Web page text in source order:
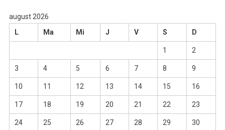
august 2026
L
Ma Mi J V S D
1 2
3 4 5 6 7 8 9
10 11 12 13 14 15 16
17 18 19 20 21 22 23
24 25 26 27 28 29 30